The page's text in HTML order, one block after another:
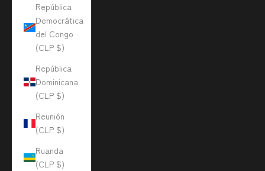
República
Democrática
del Congo
(CLP $)
República
Dominicana
(CLP $)
Reunión
(CLP $)
Ruanda
(CLP $)